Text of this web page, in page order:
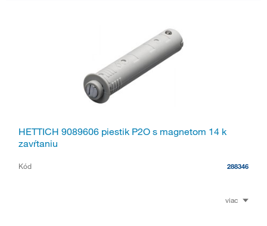
HETTICH 9089606 piestik P2O s magnetom 14 k
zavŕtaniu
Kód 288346
viac